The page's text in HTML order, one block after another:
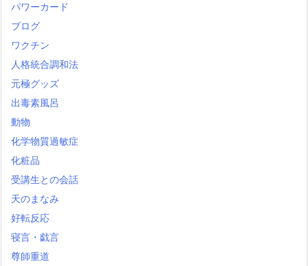
パワーカード
ブログ
ワクチン
人格統合調和法
元極グッズ
出毒素風呂
動物
化学物質過敏症
化粧品
受講生との会話
天のまなみ
好転反応
寝言・戯言
尊師重道